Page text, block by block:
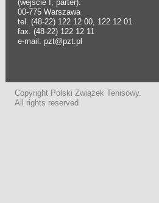
(wejście I, parter).
00-775 Warszawa
tel. (48-22) 122 12 00, 122 12 01
fax. (48-22) 122 12 11
e-mail: pzt@pzt.pl
Copyright Polski Związek Tenisowy.
All rights reserved